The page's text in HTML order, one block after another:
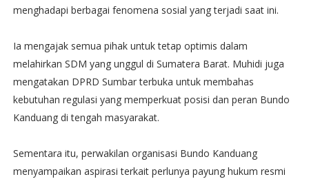
menghadapi berbagai fenomena sosial yang terjadi saat ini.
Ia mengajak semua pihak untuk tetap optimis dalam
melahirkan SDM yang unggul di Sumatera Barat. Muhidi juga
mengatakan DPRD Sumbar terbuka untuk membahas
kebutuhan regulasi yang memperkuat posisi dan peran Bundo
Kanduang di tengah masyarakat.
Sementara itu, perwakilan organisasi Bundo Kanduang
menyampaikan aspirasi terkait perlunya payung hukum resmi